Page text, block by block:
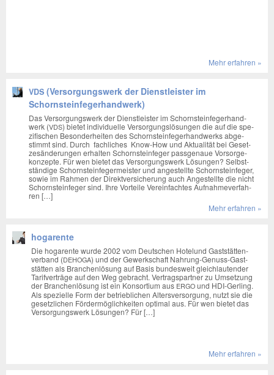
Mehr erfah­ren »
VDS (Versorgungswerk der Dienstleister im
Schornsteinfegerhandwerk)
Das Ver­sor­gungs­werk der Dienst­leis­ter im Schorn­stein­fe­ger­hand­
werk (VDS) bie­tet indi­vi­du­el­le Ver­sor­gungs­lö­sun­gen die auf die spe­
zi­fi­schen Beson­der­hei­ten des Schorn­stein­fe­ger­hand­werks abge­
stimmt sind. Durch fach­li­ches Know-How und Aktua­li­tät bei Geset­
zes­än­de­run­gen erhal­ten Schorn­stein­fe­ger pass­ge­naue Vor­sor­ge­
kon­zep­te. Für wen bie­tet das Ver­sor­gungs­werk Lösun­gen? Selbst­
stän­di­ge Schorn­stein­fe­ger­meis­ter und ange­stell­te Schorn­stein­fe­ger,
sowie im Rah­men der Direkt­ver­si­che­rung auch Ange­stell­te die nicht
Schorn­stein­fe­ger sind. Ihre Vor­tei­le Ver­ein­fach­tes Auf­nah­me­ver­fah­
ren […]
Mehr erfah­ren »
hogarente
Die hoga­ren­te wur­de 2002 vom Deut­schen Hote­lund Gast­stät­ten­
ver­band (DEHOGA) und der Gewerk­schaft Nah­rung-Genuss-Gas­t­­
stä­t­­ten als Bran­chen­lö­sung auf Basis bun­des­weit gleich­lau­ten­der
Tarif­ver­trä­ge auf den Weg gebracht. Ver­trags­part­ner zu Umset­zung
der Bran­chen­lö­sung ist ein Kon­sor­ti­um aus ERGO und HDI-Ger­­ling.
Als spe­zi­el­le Form der betrieb­li­chen Alters­ver­sor­gung, nutzt sie die
gesetz­li­chen För­der­mög­lich­kei­ten opti­mal aus. Für wen bie­tet das
Ver­sor­gungs­werk Lösun­gen? Für […]
Mehr erfah­ren »